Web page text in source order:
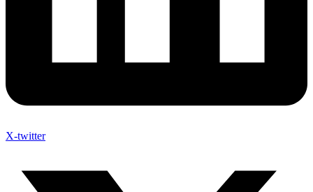
X-twitter